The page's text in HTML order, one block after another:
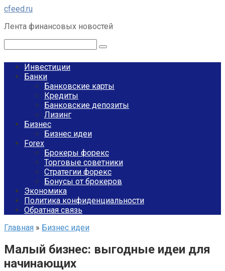
Перейти
контенту
cfeed.ru
Лента финансовых новостей
Инвестиции
Банки
Банковские карты
Кредиты
Банковские депозиты
Лизинг
Бизнес
Бизнес идеи
Forex
Брокеры форекс
Торговые советники
Стратегии форекс
Бонусы от брокеров
Экономика
Политика конфиденциальности
Обратная связь
Главная » Бизнес идеи
Малый бизнес: выгодные идеи для
начинающих